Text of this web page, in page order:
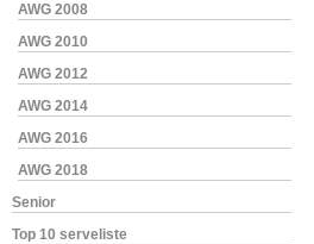
AWG 2008
AWG 2010
AWG 2012
AWG 2014
AWG 2016
AWG 2018
Senior
Top 10 serveliste